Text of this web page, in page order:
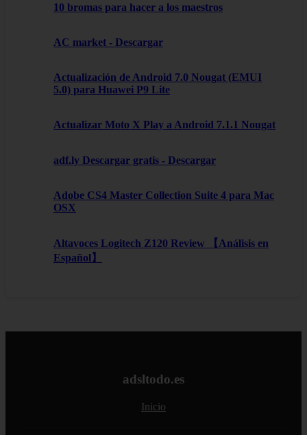
10 bromas para hacer a los maestros
AC market - Descargar
Actualización de Android 7.0 Nougat (EMUI
5.0) para Huawei P9 Lite
Actualizar Moto X Play a Android 7.1.1 Nougat
adf.ly Descargar gratis - Descargar
Adobe CS4 Master Collection Suite 4 para Mac
OSX
Altavoces Logitech Z120 Review 【Análisis en
Español】
adsltodo.es
Inicio